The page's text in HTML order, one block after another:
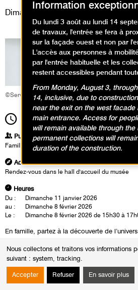
Nous collectons et traitons vos informations
suivant : system, tracking.
Accepter Refuser En savoir plus
Dimanche 8 février 2026
©Service éducatif et culturel
15h30Durée1h30
Publics
Famille
Adresse
Rendez-vous dans le hall d'accueil du musée
Heures
Du :
Dimanche 11 janvier 2026
au :
Dimanche 8 février 2026
Le :
Dimanche 8 février 2026 de 15h30 à
En famille, partez à la découverte de
avec poésie, comment la nature porte les
actions humaines. Parents et enfants
création : chacun compose un petit paysage
Information
Du lundi 3 août au lundi 14
de travaux, l'entrée se fera à
sur la façade ouest et non par
L'accès aux personnes à
par l'entrée habituelle et les
restent accessibles pendant
From Monday, August 3,
14, inclusive, due to
near the exit on the west
main entrance. Access for
will remain available through
permanent collections will
duration of the construction.